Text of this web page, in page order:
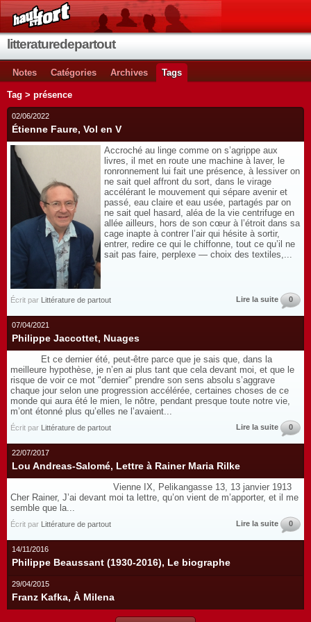
litteraturedepartout
Notes Catégories Archives Tags
Tag > présence
02/06/2022
Étienne Faure, Vol en V
Accroché au linge comme on s’agrippe aux
livres, il met en route une machine à laver, le
ronronnement lui fait une présence, à lessiver on
ne sait quel affront du sort, dans le virage
accélérant le mouvement qui sépare avenir et
passé, eau claire et eau usée, partagés par on
ne sait quel hasard, aléa de la vie centrifuge en
allée ailleurs, hors de son cœur à l’étroit dans sa
cage inapte à contrer l’air qui hésite à sortir,
entrer, redire ce qui le chiffonne, tout ce qu’il ne
sait pas faire, perplexe — choix des textiles,...
Écrit par Littérature de partout Lire la suite 0
07/04/2021
Philippe Jaccottet, Nuages
Et ce dernier été, peut-être parce que je sais que, dans la
meilleure hypothèse, je n’en ai plus tant que cela devant moi, et que le
risque de voir ce mot "dernier" prendre son sens absolu s’aggrave
chaque jour selon une progression accélérée, certaines choses de ce
monde qui aura été le mien, le nôtre, pendant presque toute notre vie,
m’ont étonné plus qu’elles ne l’avaient...
Écrit par Littérature de partout Lire la suite 0
22/07/2017
Lou Andreas-Salomé, Lettre à Rainer Maria Rilke
Vienne IX, Pelikangasse 13, 13 janvier 1913
Cher Rainer, J’ai devant moi ta lettre, qu’on vient de m’apporter, et il me
semble que la...
Écrit par Littérature de partout Lire la suite 0
14/11/2016
Philippe Beaussant (1930-2016), Le biographe
29/04/2015
Franz Kafka, À Milena